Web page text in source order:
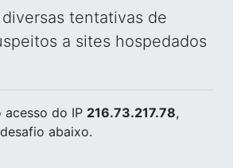
tentativas de
a sites hospedados
acesso do IP 216.73.217.78,
abaixo.